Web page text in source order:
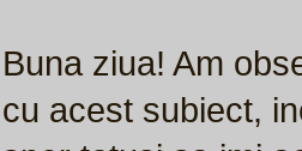
Buna ziua! Am
cu acest subiect,